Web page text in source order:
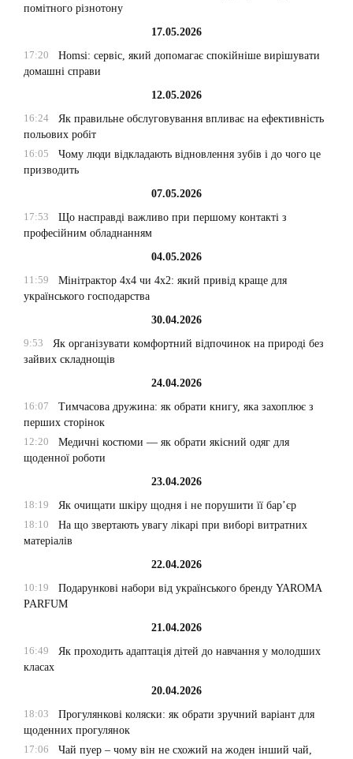
помітного різнотону
17.05.2026
17:20
Homsi: сервіс, який допомагає спокійніше вирішувати
домашні справи
12.05.2026
16:24
Як правильне обслуговування впливає на ефективність
польових робіт
16:05
Чому люди відкладають відновлення зубів і до чого це
призводить
07.05.2026
17:53
Що насправді важливо при першому контакті з
професійним обладнанням
04.05.2026
11:59
Мінітрактор 4х4 чи 4х2: який привід краще для
українського господарства
30.04.2026
9:53
Як організувати комфортний відпочинок на природі без
зайвих складнощів
24.04.2026
16:07
Тимчасова дружина: як обрати книгу, яка захоплює з
перших сторінок
12:20
Медичні костюми — як обрати якісний одяг для
щоденної роботи
23.04.2026
18:19
Як очищати шкіру щодня і не порушити її бар’єр
18:10
На що звертають увагу лікарі при виборі витратних
матеріалів
22.04.2026
10:19
Подарункові набори від українського бренду YAROMA
PARFUM
21.04.2026
16:49
Як проходить адаптація дітей до навчання у молодших
класах
20.04.2026
18:03
Прогулянкові коляски: як обрати зручний варіант для
щоденних прогулянок
17:06
Чай пуер – чому він не схожий на жоден інший чай,